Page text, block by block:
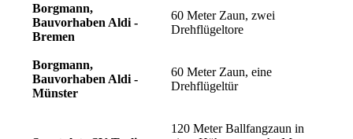
Borgmann,
Bauvorhaben Aldi -
Bremen
60 Meter Zaun, zwei
Drehflügeltore
Borgmann,
Bauvorhaben Aldi -
Münster
60 Meter Zaun, eine
Drehflügeltür
120 Meter Ballfangzaun in